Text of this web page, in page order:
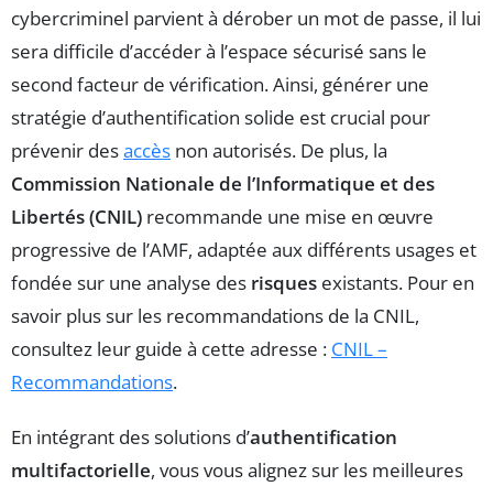
cybercriminel parvient à dérober un mot de passe, il lui
sera difficile d’accéder à l’espace sécurisé sans le
second facteur de vérification. Ainsi, générer une
stratégie d’authentification solide est crucial pour
prévenir desaccès non autorisés. De plus, la
Commission Nationale de l’Informatique et des
Libertés (CNIL) recommande une mise en œuvre
progressive de l’AMF, adaptée aux différents usages et
fondée sur une analyse des risques existants. Pour en
savoir plus sur les recommandations de la CNIL,
consultez leur guide à cette adresse : CNIL –
Recommandations.
En intégrant des solutions d’authentification
multifactorielle, vous vous alignez sur les meilleures